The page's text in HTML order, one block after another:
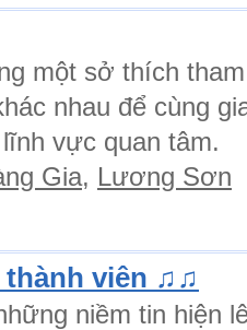
một sở thích
nhau để cùng
vực quan tâm.
Gia, Lương Sơn
viên ♫♫
niềm tin hiện